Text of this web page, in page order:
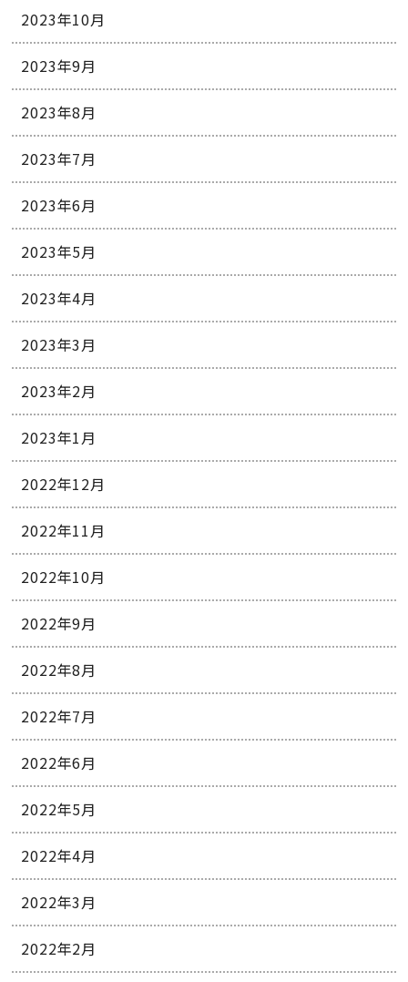
2023年10月
2023年9月
2023年8月
2023年7月
2023年6月
2023年5月
2023年4月
2023年3月
2023年2月
2023年1月
2022年12月
2022年11月
2022年10月
2022年9月
2022年8月
2022年7月
2022年6月
2022年5月
2022年4月
2022年3月
2022年2月